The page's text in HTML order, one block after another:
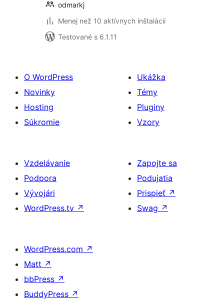
odmarkj
Menej než 10 aktívnych inštalácií
Testované s 6.1.11
O WordPress
Novinky
Hosting
Súkromie
Ukážka
Témy
Pluginy
Vzory
Vzdelávanie
Podpora
Vývojári
WordPress.tv ↗
Zapojte sa
Podujatia
Prispieť ↗
Swag ↗
WordPress.com ↗
Matt ↗
bbPress ↗
BuddyPress ↗